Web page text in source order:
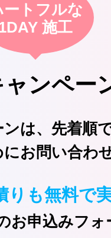
ートフルな
施工
ンペー
は、先着順
お問い合わ
りも無料で
お申込みフォ